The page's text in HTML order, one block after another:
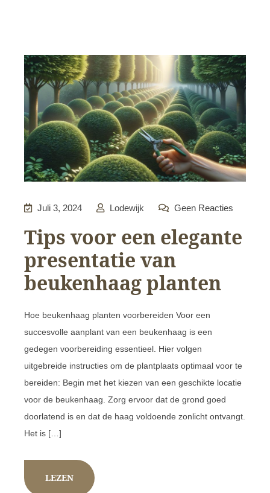
Juli 3, 2024 Lodewijk Geen Reacties
Tips voor een elegante
presentatie van
beukenhaag planten
Hoe beukenhaag planten voorbereiden Voor een
succesvolle aanplant van een beukenhaag is een
gedegen voorbereiding essentieel. Hier volgen
uitgebreide instructies om de plantplaats optimaal voor te
bereiden: Begin met het kiezen van een geschikte locatie
voor de beukenhaag. Zorg ervoor dat de grond goed
doorlatend is en dat de haag voldoende zonlicht ontvangt.
Het is […]
LEZEN